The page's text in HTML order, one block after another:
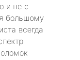
и не с
большому
всегда